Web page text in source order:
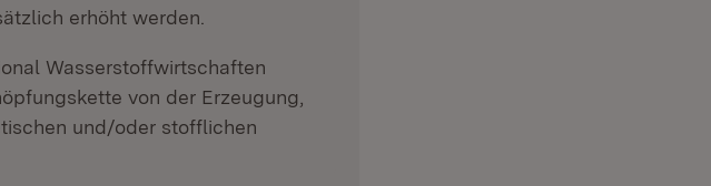
erhöht werden.
Wasserstoffwirtschaften
von der Erzeugung,
und/oder stofflichen